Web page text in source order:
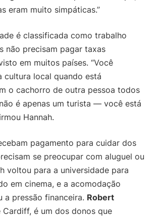
eram muito simpáticas.”
é classificada como trabalho
não precisam pagar taxas
em muitos países. “Você
cultura local quando está
o cachorro de outra pessoa todos
é apenas um turista — você está
Hannah.
pagamento para cuidar dos
se preocupar com aluguel ou
voltou para a universidade para
em cinema, e a acomodação
a pressão financeira. Robert
Cardiff, é um dos donos que